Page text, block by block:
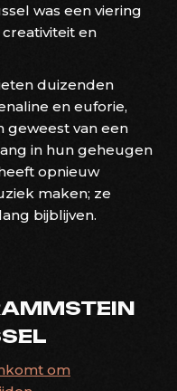
was een viering
en
duizenden
en euforie,
geweest van een
in hun geheugen
opnieuw
maken; ze
bijblijven.
om